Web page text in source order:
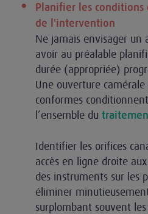
Planifier les
de l'intervention
Ne jamais envisager un
avoir au préalable
durée (appropriée)
Une ouverture
conformes
l’ensemble du
Identifier les orifices
accès en ligne droite
des instruments sur les
éliminer
surplombant souvent